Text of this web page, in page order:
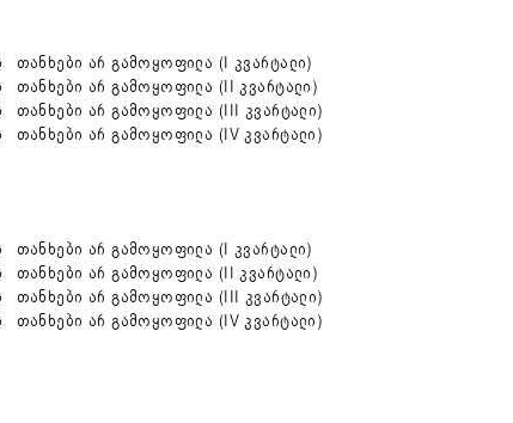
თანხები არ გამოყოფილა (I კვარტალი)
თანხები არ გამოყოფილა (II კვარტალი)
თანხები არ გამოყოფილა (III კვარტალი)
თანხები არ გამოყოფილა (IV კვარტალი)
თანხები არ გამოყოფილა (I კვარტალი)
თანხები არ გამოყოფილა (II კვარტალი)
თანხები არ გამოყოფილა (III კვარტალი)
თანხები არ გამოყოფილა (IV კვარტალი)